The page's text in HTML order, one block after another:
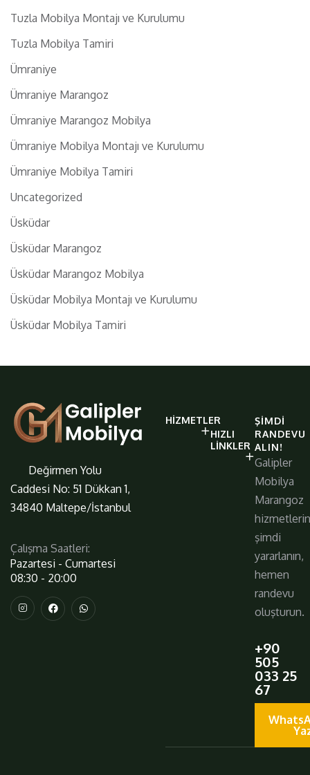
Tuzla Mobilya Montajı ve Kurulumu
Tuzla Mobilya Tamiri
Ümraniye
Ümraniye Marangoz
Ümraniye Marangoz Mobilya
Ümraniye Mobilya Montajı ve Kurulumu
Ümraniye Mobilya Tamiri
Uncategorized
Üsküdar
Üsküdar Marangoz
Üsküdar Marangoz Mobilya
Üsküdar Mobilya Montajı ve Kurulumu
Üsküdar Mobilya Tamiri
Değirmen Yolu
Caddesi No: 51 Dükkan 1,
34840 Maltepe/İstanbul
Çalışma Saatleri:
Pazartesi - Cumartesi
08:30 - 20:00
galiplermobilya
https://
HIZMETLER
HIZLI
LINKLER
ŞIMDI
RANDEVU
ALIN!
Galipler
Mobilya
Marangoz
şimdi
yararlanın,
hemen
randevu
oluşturun.
+90
505
033 25
67